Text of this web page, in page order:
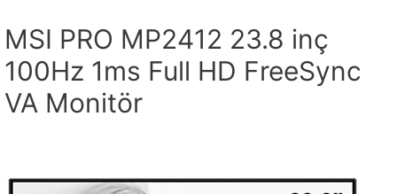
MSI PRO MP2412 23.8 inç
100Hz 1ms Full HD FreeSync
VA Monitör